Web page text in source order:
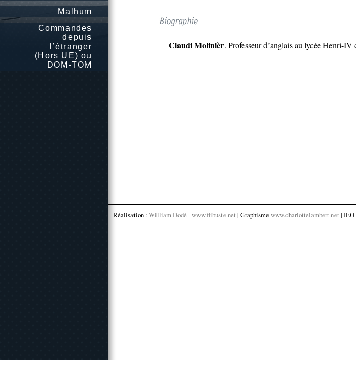
Malhum
Commandes
depuis
l’étranger
(Hors UE) ou
DOM-TOM
Claudi Molinièr. Professeur d’anglais au lycée Henri-
Réalisation : William Dodé - www.flibuste.net | Graphisme www.charlottelambert.net |